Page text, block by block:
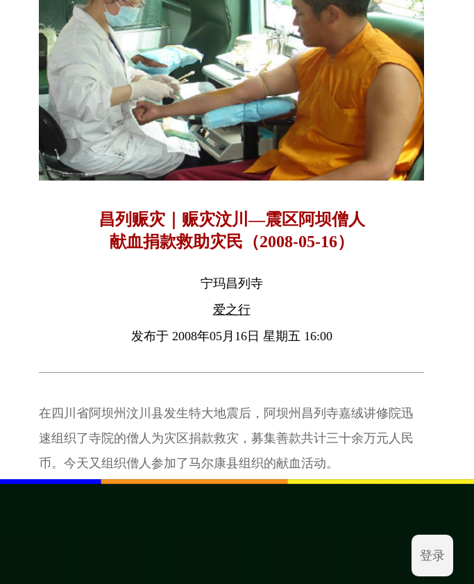
昌列赈灾｜赈灾汶川—震区阿坝僧人
献血捐款救助灾民（2008-05-16）
宁玛昌列寺
爱之行
发布于 2008年05月16日 星期五 16:00
在四川省阿坝州汶川县发生特大地震后，阿坝州昌列寺嘉绒讲修院迅
速组织了寺院的僧人为灾区捐款救灾，募集善款共计三十余万元人民
币。今天又组织僧人参加了马尔康县组织的献血活动。
登录